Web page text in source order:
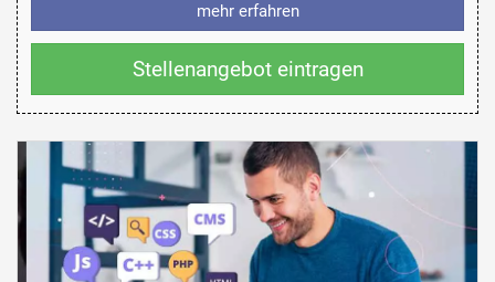
mehr erfahren
Stellenangebot eintragen